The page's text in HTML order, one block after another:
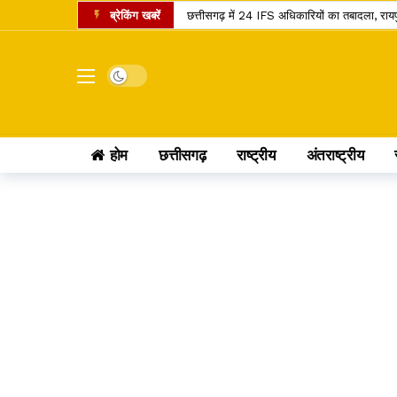
ब्रेकिंग खबरें छत्तीसगढ़ में 24 IFS अधिकारियों का तबादला,
इंदिरा गांधी कृषि विश्वविद्यालय का बड़ा फैसला,
सांवले रंग और नौकरी पर तानों से परेशान पति,
छत्तीसगढ़ के यात्रियों के लिए खुशखबरी, 240
Dark mode
होम छत्तीसगढ़ राष्ट्रीय अंतराष्ट्रीय